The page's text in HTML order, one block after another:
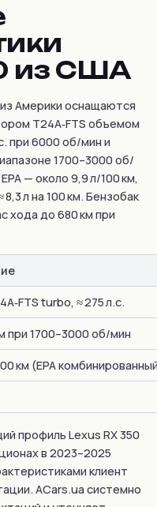
из США
Америки оснащаются
T24A‑FTS объемом
при 6000 об/мин и
1700–3000 об/
— около 9,9 л/100 км,
л на 100 км. Бензобак
хода до 680 км при
turbo, ≈ 275 л.с.
при 1700–3000 об/мин
км (EPA
профиль Lexus RX 350
в 2023–2025
клиент
ACars.ua системно